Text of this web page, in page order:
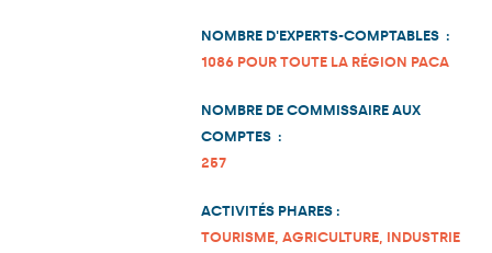
NOMBRE D'EXPERTS-COMPTABLES :
1086 POUR TOUTE LA RÉGION PACA
NOMBRE DE COMMISSAIRE AUX
COMPTES :
257
ACTIVITÉS PHARES :
TOURISME, AGRICULTURE, INDUSTRIE